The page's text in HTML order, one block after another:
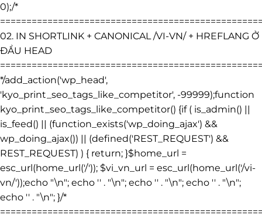
0);/*
02. IN SHORTLINK + CANONICAL /VI-VN/ + HREFLANG Ở
ĐẦU HEAD
*/add_action('wp_head',
'kyo_print_seo_tags_like_competitor', -99999);function
kyo_print_seo_tags_like_competitor() {if ( is_admin() ||
is_feed() || (function_exists('wp_doing_ajax') &&
wp_doing_ajax()) || (defined('REST_REQUEST') &&
REST_REQUEST) ) { return; }$home_url =
esc_url(home_url('/')); $vi_vn_url = esc_url(home_url('/vi-
vn/'));echo "\n"; echo '' . "\n"; echo '' . "\n"; echo '' . "\n";
echo '' . "\n"; }/*